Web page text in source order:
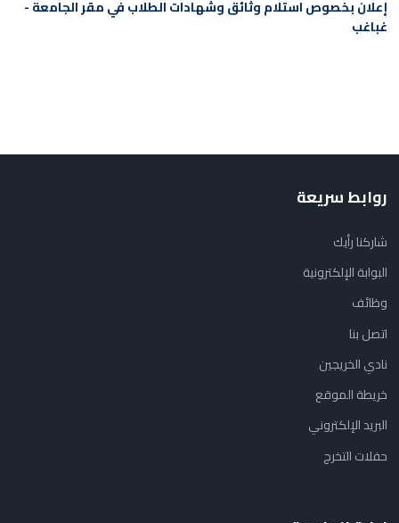
إعلان بخصوص استلام وثائق وشهادات الطلاب في مقر الجامعة -
غباغب
روابط سريعة
شاركنا رأيك
البوابة الإلكترونية
وظائف
اتصل بنا
نادي الخريجين
خريطة الموقع
البريد الإلكتروني
حفلات التخرج